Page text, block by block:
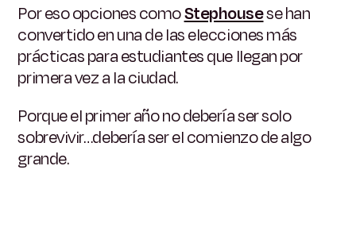
Por eso opciones comoStephousese han
convertido en una de las elecciones más
prácticas para estudiantes que llegan por
primera vez a la ciudad.
Porque el primer año no debería ser solo
sobrevivir…debería ser el comienzo de algo
grande.